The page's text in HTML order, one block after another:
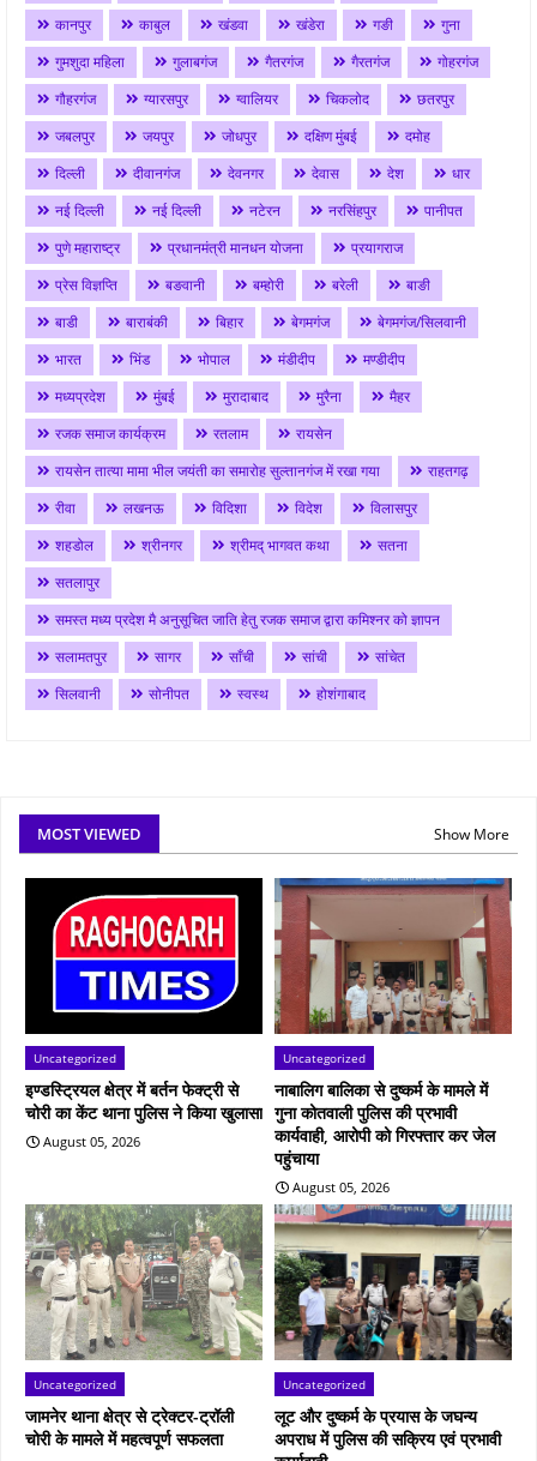
कानपुर
काबुल खंडवा खंडेरा गङी
गुना
गुमशुदा महिला
गुलाबगंज गैतरगंज गैरतगंज
गोहरगंज
गौहरगंज
ग्यारसपुर ग्वालियर चिकलोद
छतरपुर
जबलपुर
जयपुर जोधपुर दक्षिण मुंबई
दमोह
दिल्ली
दीवानगंज देवनगर देवास देश
धार
नई दिल्ली
नई दिल्ली नटेरन नरसिंहपुर
पानीपत
पुणे महाराष्ट्र
प्रधानमंत्री मानधन योजना
प्रयागराज
प्रेस विज्ञप्ति
बङवानी बम्होरी बरेली
बाङी
बाडी
बाराबंकी बिहार बेगमगंज
बेगमगंज/सिलवानी
भारत
भिंड भोपाल मंडीदीप
मण्डीदीप
मध्यप्रदेश
मुंबई मुरादाबाद मुरैना
मैहर
रजक समाज कार्यक्रम
रतलाम
रायसेन
रायसेन तात्या मामा भील जयंती का समारोह सुल्तानगंज में रखा गया
राहतगढ़
रीवा
लखनऊ विदिशा विदेश
विलासपुर
शहडोल
श्रीनगर श्रीमद् भागवत कथा
सतना
सतलापुर
समस्त मध्य प्रदेश मै अनुसूचित जाति हेतु रजक समाज द्वारा कमिश्नर को ज्ञापन
सलामतपुर
सागर साँची सांची
सांचेत
सिलवानी
सोनीपत स्वस्थ होशंगाबाद
MOST VIEWED Show More
Uncategorized
इण्डस्ट्रियल क्षेत्र में बर्तन फेक्ट्री से
चोरी का केंट थाना पुलिस ने किया खुलासा
August 05, 2026
Uncategorized
नाबालिग बालिका से दुष्कर्म के मामले में
गुना कोतवाली पुलिस की प्रभावी
कार्यवाही, आरोपी को गिरफ्तार कर जेल
पहुंचाया
August 05, 2026
Uncategorized
जामनेर थाना क्षेत्र से ट्रेक्टर-ट्रॉली
चोरी के मामले में महत्वपूर्ण सफलता
Uncategorized
लूट और दुष्कर्म के प्रयास के जघन्य
अपराध में पुलिस की सक्रिय एवं प्रभावी